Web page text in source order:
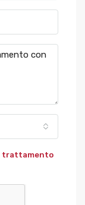
trattamento